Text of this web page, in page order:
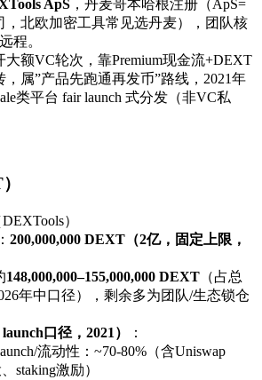
ApS ，丹麦哥本哈根注册（ApS=
，北欧加密工具常见选丹麦），团队核
程。
大额VC轮次，靠Premium现金流+DEXT
属”产品先跑通再发币”路线，2021年
类平台 fair launch 式分发（非VC私
）
： 200,000,000 DEXT（2亿，固定上限，
148,000,000–155,000,000 DEXT （占总
年中口径），剩余多为团队/生态锁仓
口径，2021）
：
流动性：~70-80%（含Uniswap
staking激励）